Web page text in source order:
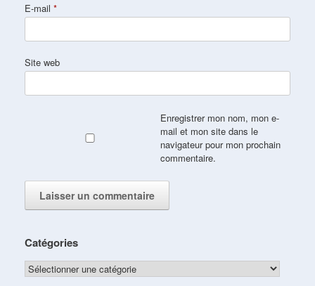
E-mail *
Site web
Enregistrer mon nom, mon e-
mail et mon site dans le
navigateur pour mon prochain
commentaire.
Catégories
Catégories